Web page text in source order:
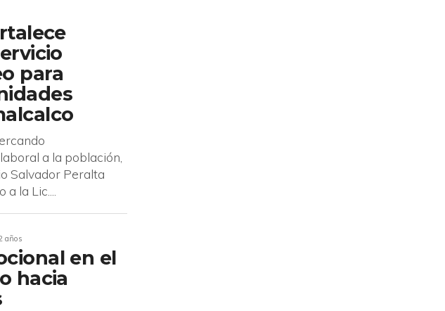
para
a la población,
Salvador Peralta
la Lic....
años
en el
hacia